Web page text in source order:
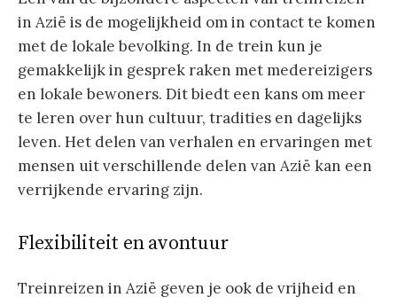
in Azië is de mogelijkheid om in contact te komen
met de lokale bevolking. In de trein kun je
gemakkelijk in gesprek raken met medereizigers
en lokale bewoners. Dit biedt een kans om meer
te leren over hun cultuur, tradities en dagelijks
leven. Het delen van verhalen en ervaringen met
mensen uit verschillende delen van Azië kan een
verrijkende ervaring zijn.
Flexibiliteit en avontuur
Treinreizen in Azië geven je ook de vrijheid en